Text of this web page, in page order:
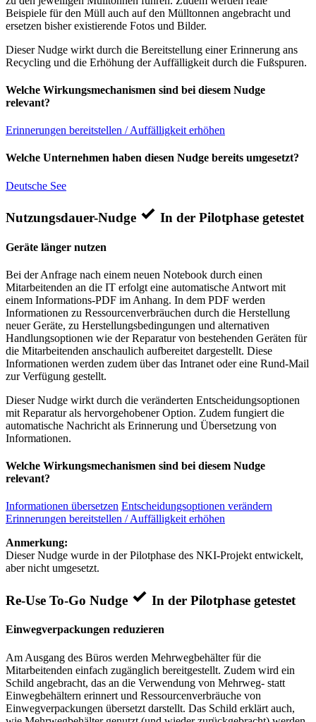
Beispiele für den Müll auch auf den Mülltonnen angebracht und
ersetzen bisher existierende Fotos und Bilder.
Dieser Nudge wirkt durch die Bereitstellung einer Erinnerung ans
Recycling und die Erhöhung der Auffälligkeit durch die Fußspuren.
Welche Wirkungsmechanismen sind bei diesem Nudge
relevant?
Erinnerungen bereitstellen / Auffälligkeit erhöhen
Welche Unternehmen haben diesen Nudge bereits umgesetzt?
Deutsche See
Nutzungsdauer-Nudge In der Pilotphase getestet
Geräte länger nutzen
Bei der Anfrage nach einem neuen Notebook durch einen
Mitarbeitenden an die IT erfolgt eine automatische Antwort mit
einem Informations-PDF im Anhang. In dem PDF werden
Informationen zu Ressourcenverbräuchen durch die Herstellung
neuer Geräte, zu Herstellungsbedingungen und alternativen
Handlungsoptionen wie der Reparatur von bestehenden Geräten für
die Mitarbeitenden anschaulich aufbereitet dargestellt. Diese
Informationen werden zudem über das Intranet oder eine Rund-Mail
zur Verfügung gestellt.
Dieser Nudge wirkt durch die veränderten Entscheidungsoptionen
mit Reparatur als hervorgehobener Option. Zudem fungiert die
automatische Nachricht als Erinnerung und Übersetzung von
Informationen.
Welche Wirkungsmechanismen sind bei diesem Nudge
relevant?
Informationen übersetzen Entscheidungsoptionen verändern
Erinnerungen bereitstellen / Auffälligkeit erhöhen
Anmerkung:
Dieser Nudge wurde in der Pilotphase des NKI-Projekt entwickelt,
aber nicht umgesetzt.
Re-Use To-Go Nudge In der Pilotphase getestet
Einwegverpackungen reduzieren
Am Ausgang des Büros werden Mehrwegbehälter für die
Mitarbeitenden einfach zugänglich bereitgestellt. Zudem wird ein
Schild angebracht, das an die Verwendung von Mehrweg- statt
Einwegbehältern erinnert und Ressourcenverbräuche von
Einwegverpackungen übersetzt darstellt. Das Schild erklärt auch,